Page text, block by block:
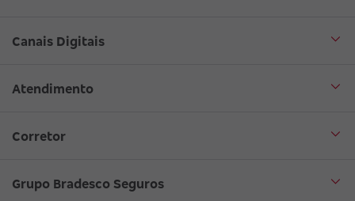
Canais Digitais
Aplicativo Bradesco Seguros
Atendimento
Central de Atendimento
Corretor
Seja um corretor
Grupo Bradesco Seguros